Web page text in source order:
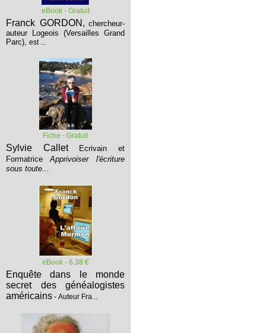
eBook - Gratuit
Franck GORDON, chercheur-
auteur Logeois (Versailles Grand
Parc), est ...
Fiche - Gratuit
Sylvie Callet
Ecrivain et
Formatrice
Apprivoiser l'écriture
sous toute...
eBook - 6.38 €
Enquête dans le monde
secret des généalogistes
américains - Auteur Fra...